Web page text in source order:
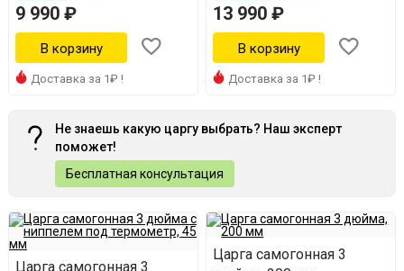
9 990 ₽
Доставка за 1₽ !
13 990 ₽
Доставка за 1₽ !
Не знаешь какую царгу выбрать? Наш эксперт
поможет!
Бесплатная консультация
Царга самогонная 3
Царга самогонная 3